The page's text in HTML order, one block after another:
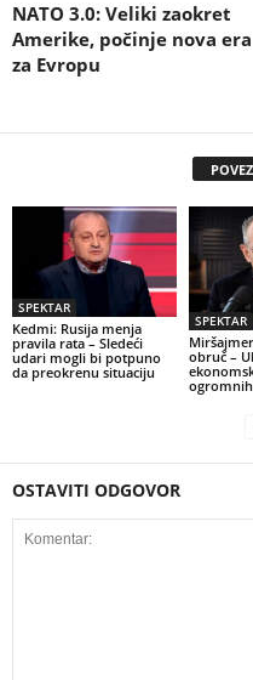
NATO 3.0: Veliki zaokret
Amerike, počinje nova era
za Evropu
SPEKTAR
Kedmi: Rusija menja
pravila rata – Sledeći
udari mogli bi potpuno
da preokrenu situaciju
SPEKTAR
obruč –
OSTAVITI ODGOVOR